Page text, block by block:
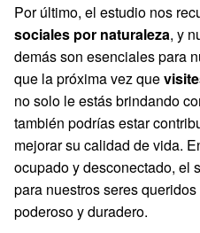
Por último, el estudio nos
sociales por naturaleza, y
demás son esenciales para
que la próxima vez que
no solo le estás brindando
también podrías estar
mejorar su calidad de vida.
ocupado y desconectado, el
para nuestros seres
poderoso y duradero.